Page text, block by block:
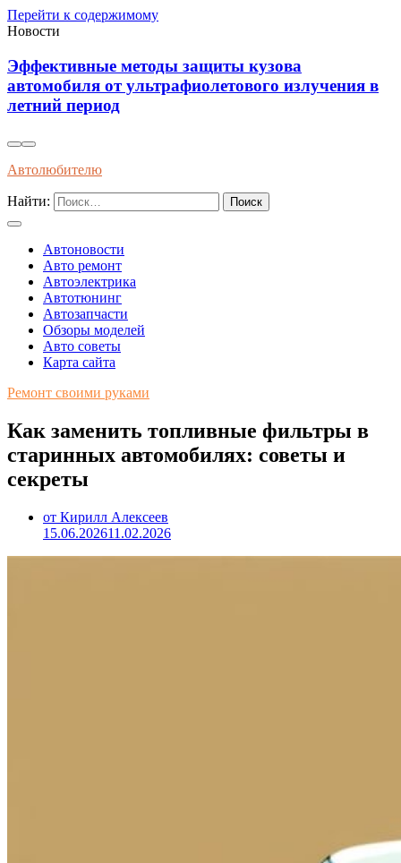
Перейти к содержимому
Новости
в
Как распознать оригинальные запчасти
упаковке и сертификатам качества
Автолюбителю
Найти:
Автоновости
Авто ремонт
Автоэлектрика
Автотюнинг
Автозапчасти
Обзоры моделей
Авто советы
Карта сайта
Ремонт своими руками
Как заменить топливные фильтры в
старинных автомобилях: советы и
секреты
от Кирилл Алексеев
15.06.202611.02.2026